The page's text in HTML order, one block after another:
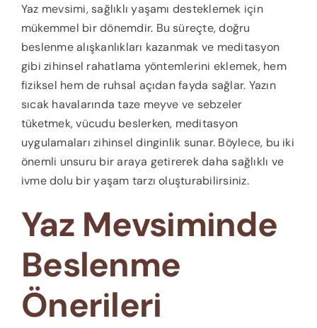
Yaz mevsimi, sağlıklı yaşamı desteklemek için
mükemmel bir dönemdir. Bu süreçte, doğru
beslenme alışkanlıkları kazanmak ve meditasyon
gibi zihinsel rahatlama yöntemlerini eklemek, hem
fiziksel hem de ruhsal açıdan fayda sağlar. Yazın
sıcak havalarında taze meyve ve sebzeler
tüketmek, vücudu beslerken, meditasyon
uygulamaları zihinsel dinginlik sunar. Böylece, bu iki
önemli unsuru bir araya getirerek daha sağlıklı ve
ivme dolu bir yaşam tarzı oluşturabilirsiniz.
Yaz Mevsiminde
Beslenme
Önerileri